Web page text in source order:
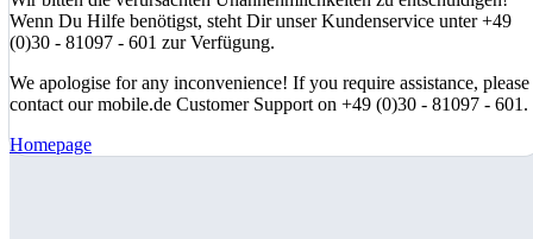
Wenn Du Hilfe benötigst, steht Dir unser Kundenservice unter +49
(0)30 - 81097 - 601 zur Verfügung.
We apologise for any inconvenience! If you require assistance, please
contact our mobile.de Customer Support on +49 (0)30 - 81097 - 601.
Homepage